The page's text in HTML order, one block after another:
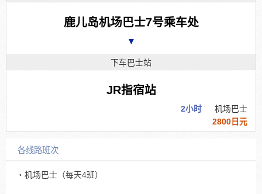
鹿儿岛机场巴士7号乘车处
▼
下车巴士站
JR指宿站
2小时
机场巴士
2800日元
各线路班次
・机场巴士（每天4班）